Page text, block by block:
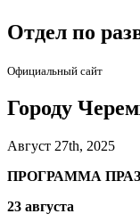
Отдел по
Официальный сайт
Городу
Август 27th, 2025
ПРОГРАММА
23 августа